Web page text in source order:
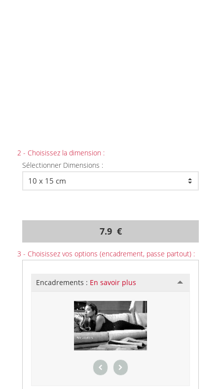
2 - Choisissez la dimension :
Sélectionner Dimensions :
7.9 €
3 - Choisissez vos options (encadrement, passe partout) :
Encadrements : En savoir plus